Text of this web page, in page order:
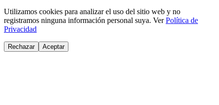
Utilizamos cookies para analizar el uso del sitio web y no
registramos ninguna información personal suya. VerPolítica de
Privacidad
Rechazar Aceptar